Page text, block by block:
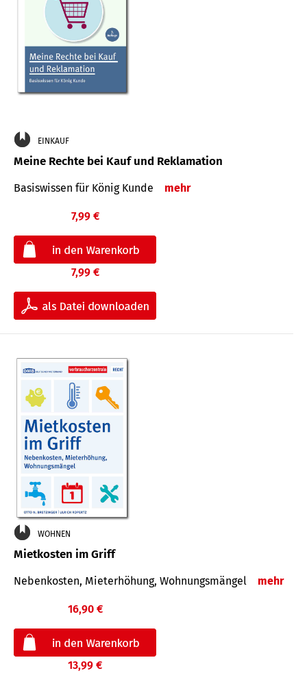
EINKAUF
Meine Rechte bei Kauf und Reklamation
Basiswissen für König Kunde mehr
7,99 €
7,99 €
WOHNEN
Mietkosten im Griff
Nebenkosten, Mieterhöhung, Wohnungsmängel mehr
16,90 €
13,99 €